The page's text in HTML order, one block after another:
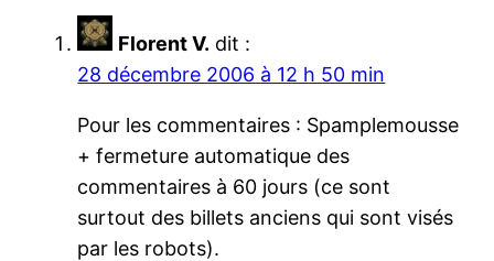
Florent V. dit :
28 décembre 2006 à 12 h 50 min
Pour les commentaires : Spamplemousse
+ fermeture automatique des
commentaires à 60 jours (ce sont
surtout des billets anciens qui sont visés
par les robots).